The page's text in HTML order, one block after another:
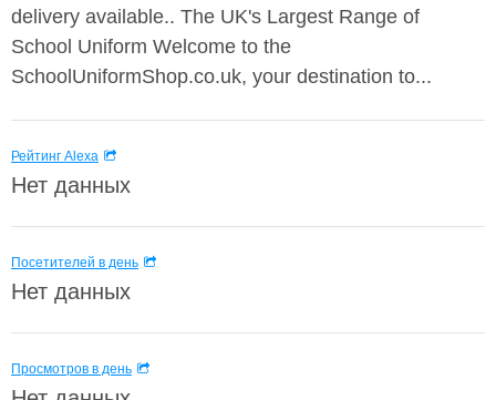
delivery available.. The UK's Largest Range of
School Uniform Welcome to the
SchoolUniformShop.co.uk, your destination to...
Рейтинг Alexa
Нет данных
Посетителей в день
Нет данных
Просмотров в день